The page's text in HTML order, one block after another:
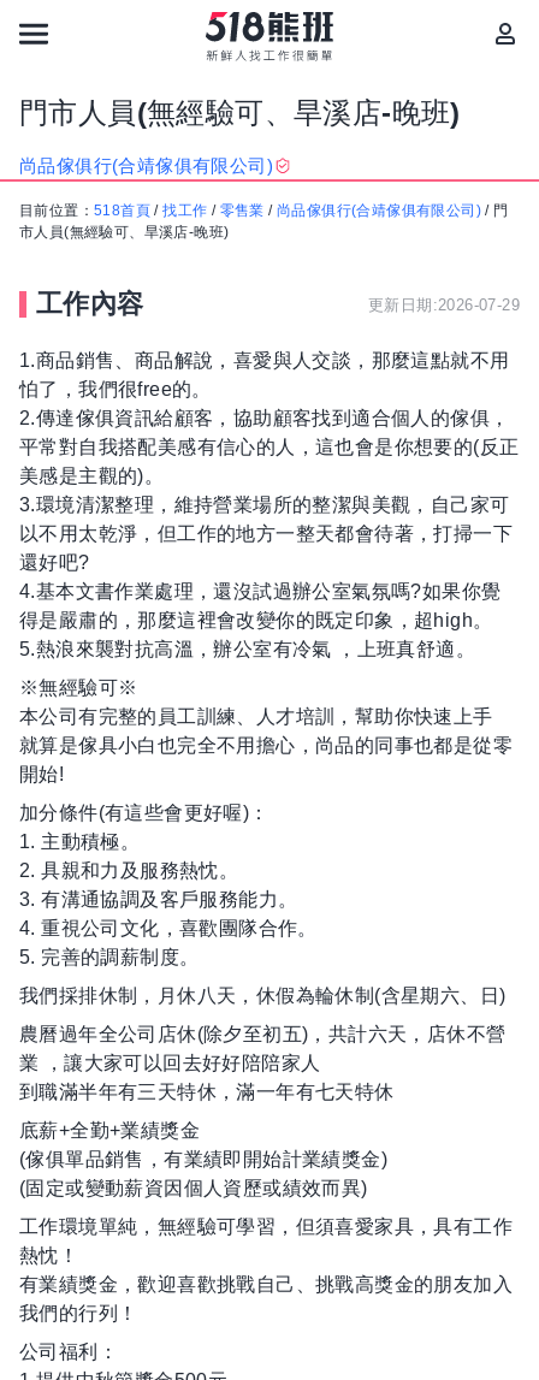
門市人員(無經驗可、旱溪店-晚班)
尚品傢俱行(合靖傢俱有限公司)
目前位置： 518首頁 /找工作 / 零售業 /尚品傢俱行(合靖傢俱有限公司) / 門
市人員(無經驗可、旱溪店-晚班)
工作內容 更新日期:2026-07-29
1.商品銷售、商品解說，喜愛與人交談，那麼這點就不用
怕了，我們很free的。
2.傳達傢俱資訊給顧客，協助顧客找到適合個人的傢俱，
平常對自我搭配美感有信心的人，這也會是你想要的(反正
美感是主觀的)。
3.環境清潔整理，維持營業場所的整潔與美觀，自己家可
以不用太乾淨，但工作的地方一整天都會待著，打掃一下
還好吧?
4.基本文書作業處理，還沒試過辦公室氣氛嗎?如果你覺
得是嚴肅的，那麼這裡會改變你的既定印象，超high。
5.熱浪來襲對抗高溫，辦公室有冷氣 ，上班真舒適。
※無經驗可※
本公司有完整的員工訓練、人才培訓，幫助你快速上手
就算是傢具小白也完全不用擔心，尚品的同事也都是從零
開始!
加分條件(有這些會更好喔)：
1. 主動積極。
2. 具親和力及服務熱忱。
3. 有溝通協調及客戶服務能力。
4. 重視公司文化，喜歡團隊合作。
5. 完善的調薪制度。
我們採排休制，月休八天，休假為輪休制(含星期六、日)
農曆過年全公司店休(除夕至初五)，共計六天，店休不營
業 ，讓大家可以回去好好陪陪家人
到職滿半年有三天特休，滿一年有七天特休
底薪+全勤+業績獎金
(傢俱單品銷售，有業績即開始計業績獎金)
(固定或變動薪資因個人資歷或績效而異)
工作環境單純，無經驗可學習，但須喜愛家具，具有工作
熱忱！
有業績獎金，歡迎喜歡挑戰自己、挑戰高獎金的朋友加入
我們的行列！
公司福利：